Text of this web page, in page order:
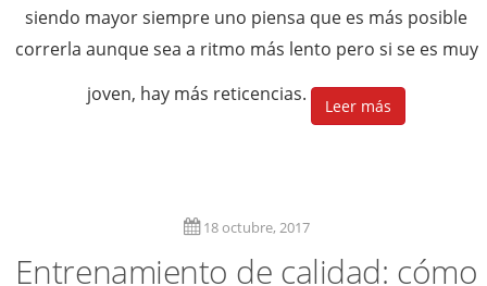
siendo mayor siempre uno piensa que es más posible
correrla aunque sea a ritmo más lento pero si se es muy
joven, hay más reticencias.
Leer más
18 octubre, 2017
Entrenamiento de calidad: cómo